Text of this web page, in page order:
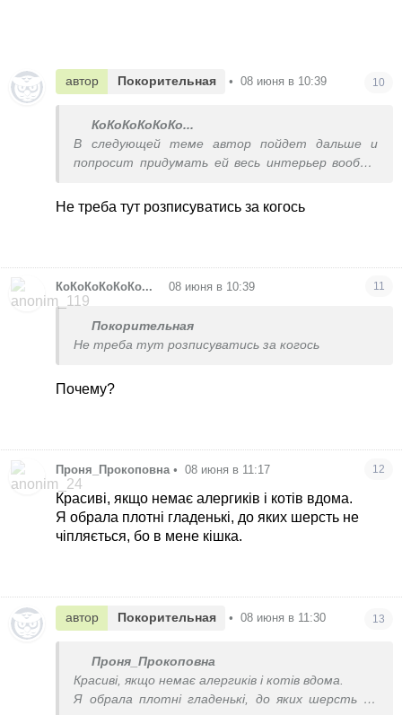
автор Покорительная • 08 июня в 10:39 10
КоКоКоКоКоКо...
В следующей теме автор пойдет дальше и
попросит придумать ей весь интерьер вообще
Просто ’придумайте мне интерьер. В
Не треба тут розписуватись за когось
КоКоКоКоКоКо... 08 июня в 10:39 11
Покорительная
Не треба тут розписуватись за когось
Почему?
Проня_Прокоповна • 08 июня в 11:17 12
Красиві, якщо немає алергиків і котів вдома.
Я обрала плотні гладенькі, до яких шерсть не
чіпляється, бо в мене кішка.
автор Покорительная • 08 июня в 11:30 13
Проня_Прокоповна
Красиві, якщо немає алергиків і котів вдома.
Я обрала плотні гладенькі, до яких шерсть не